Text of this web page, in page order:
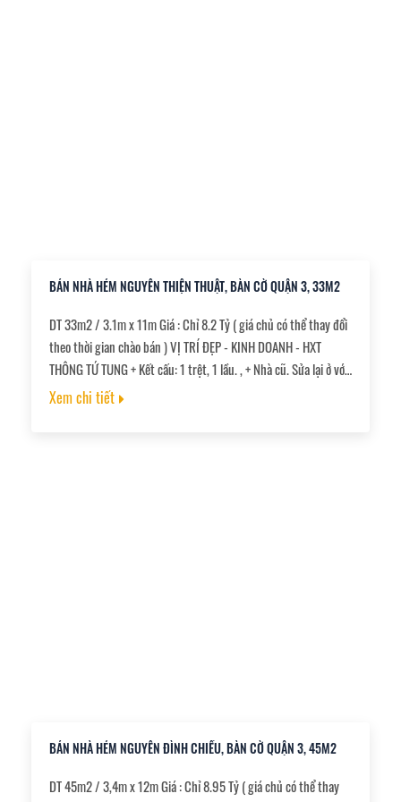
BÁN NHÀ HẺM NGUYỄN THIỆN THUẬT, BÀN CỜ QUẬN 3, 33M2
DT 33m2 / 3.1m x 11m Giá : Chỉ 8.2 Tỷ ( giá chủ có thể thay đổi
theo thời gian chào bán ) VỊ TRÍ ĐẸP - KINH DOANH - HXT
THÔNG TỨ TUNG + Kết cấu: 1 trệt, 1 lầu. , + Nhà cũ. Sửa lại ở với
2PN 1WC. , + HXT thông tứ tung, vị trí kinh doanh. , + Vị trí an
Xem chi tiết
BÁN NHÀ HẺM NGUYỄN ĐÌNH CHIỂU, BÀN CỜ QUẬN 3, 45M2
DT 45m2 / 3,4m x 12m Giá : Chỉ 8.95 Tỷ ( giá chủ có thể thay